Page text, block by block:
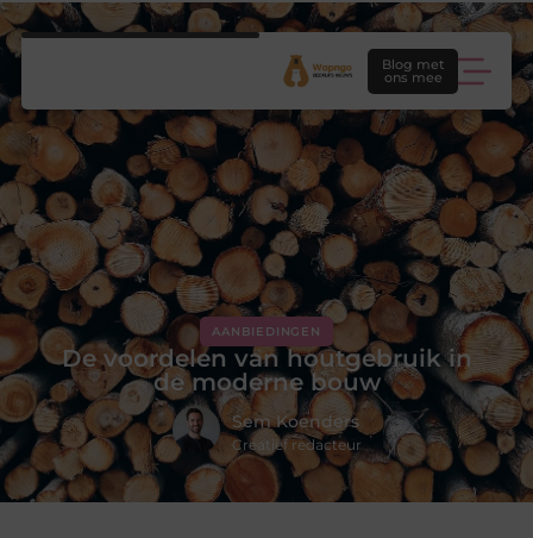
Blog met
ons mee
AANBIEDINGEN
De voordelen van houtgebruik in
de moderne bouw
Sem Koenders
Creatief redacteur